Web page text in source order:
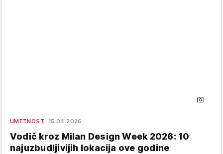
UMETNOST 15.04.2026.
Vodič kroz Milan Design Week 2026: 10
najuzbudljivijih lokacija ove godine